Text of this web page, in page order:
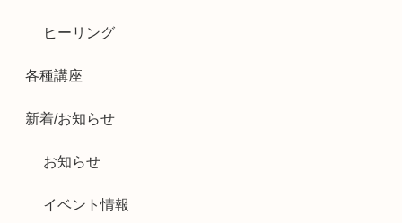
ヒーリング
各種講座
新着/お知らせ
お知らせ
イベント情報